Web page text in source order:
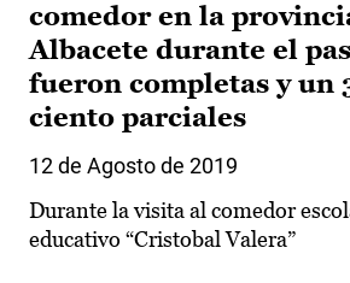
comedor en la
Albacete durante el
fueron completas y un
ciento parciales
12 de Agosto de 2019
Durante la visita al comedor
educativo “Cristobal Valera”